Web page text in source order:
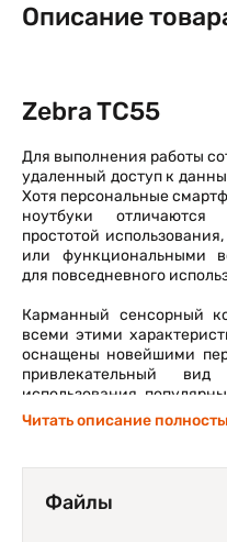
Описание
Zebra TC55
Для выполнения работы
удаленный доступ к
Хотя персональные
ноутбуки
простотой
или функциональными
для повседневного
Карманный сенсорный
всеми этими
оснащены новейшими
привлекательный
использования
отличие от
Компьютеры Zebra
промышленной среде,
вероятен при
Читать описание
Файлы